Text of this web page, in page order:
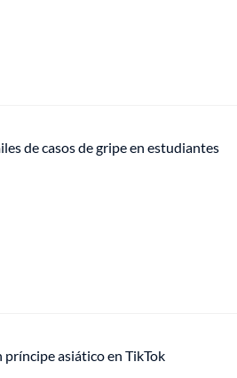
de casos de gripe en estudiantes
asiático en TikTok